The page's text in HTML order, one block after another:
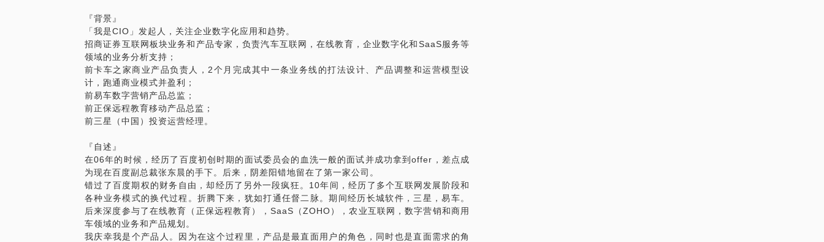
我还会用一张表，帮助您掌握战略的设计和落地。
我通过这个战略模型，已帮助农机通、卡家二手车等多家互联网企业完成业务规划并跑
通了商业模式，帮助正保远程教育建立了移动产品战略，帮助ZOHO中国在中国市场上
找到了业务切入点。
切记，战略、策略是老板的事。因为老板才是知道公司全局资源的人。
复推倒重来。因为，多数人会站在自己的视角而非公司视角去看待自己的规划。
世界变化很快，也许我们都不是马云那种战略天才，无法看到更远的未来，但至少可以
看一年。如果把一年的战略做好，一步一个脚印，也未尝不是一种成长。
『背景』
「我是CIO」发起人，关注企业数字化应用和趋势。
招商证券互联网板块业务和产品专家，负责汽车互联网，在线教育，企业数字化和SaaS服务等
领域的业务分析支持；
前卡车之家商业产品负责人，2个月完成其中一条业务线的打法设计、产品调整和运营模型设
计，跑通商业模式并盈利；
前易车数字营销产品总监；
前正保远程教育移动产品总监；
前三星（中国）投资运营经理。
『自述』
在06年的时候，经历了百度初创时期的面试委员会的血洗一般的面试并成功拿到offer，差点成
为现在百度副总裁张东晨的手下。后来，阴差阳错地留在了第一家公司。
错过了百度期权的财务自由，却经历了另外一段疯狂。10年间，经历了多个互联网发展阶段和
各种业务模式的换代过程。折腾下来，犹如打通任督二脉。期间经历长城软件，三星，易车。
后来深度参与了在线教育（正保远程教育），SaaS（ZOHO），农业互联网，数字营销和商用
车领域的业务和产品规划。
我庆幸我是个产品人。因为在这个过程里，产品是最直面用户的角色，同时也是直面需求的角